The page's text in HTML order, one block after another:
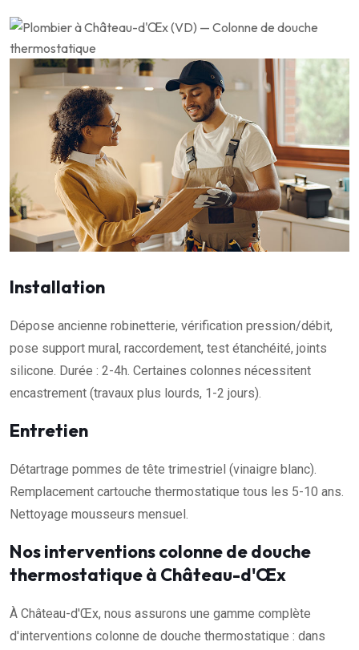
Installation
Dépose ancienne robinetterie, vérification pression/débit,
pose support mural, raccordement, test étanchéité, joints
silicone. Durée : 2-4h. Certaines colonnes nécessitent
encastrement (travaux plus lourds, 1-2 jours).
Entretien
Détartrage pommes de tête trimestriel (vinaigre blanc).
Remplacement cartouche thermostatique tous les 5-10 ans.
Nettoyage mousseurs mensuel.
Nos interventions colonne de douche
thermostatique à Château-d'Œx
À Château-d'Œx, nous assurons une gamme complète
d'interventions colonne de douche thermostatique : dans